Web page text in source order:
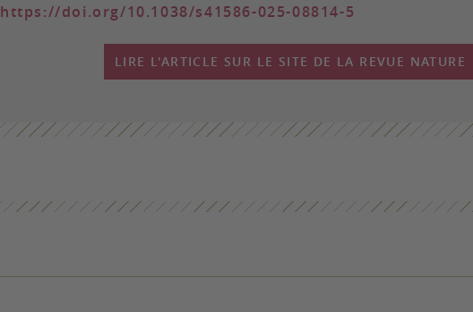
https://doi.org/10.1038/s41586-025-08814-5
LIRE L'ARTICLE SUR LE SITE DE LA REVUE NATURE